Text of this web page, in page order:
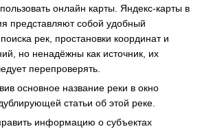
онлайн карты. Яндекс-карты в
представляют собой удобный
рек, простановки координат и
но ненадёжны как источник, их
перепроверять.
основное название реки в окно
статьи об этой реке.
информацию о субъектах